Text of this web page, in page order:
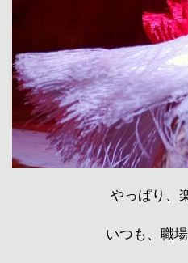
やっぱり、
いつも、職